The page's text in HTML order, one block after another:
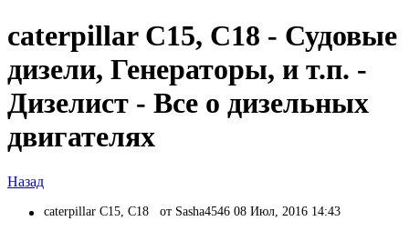
caterpillar C15, C18 - Судовые
дизели, Генераторы, и т.п. -
Дизелист - Все о дизельных
двигателях
Назад
caterpillar C15, C18 от Sasha4546 08 Июл, 2016 14:43